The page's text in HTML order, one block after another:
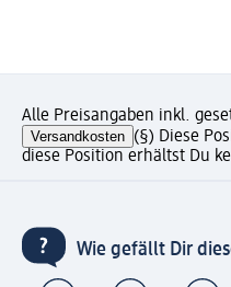
Alle Preisangaben inkl.
Versandkosten (§) Diese
diese Position erhältst Du
Wie gefällt Dir